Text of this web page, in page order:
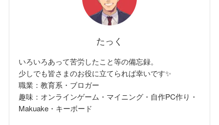
たっく
いろいろあって苦労したこと等の備忘録。
少しでも皆さまのお役に立てられば幸いです✨
職業：教育系・ブロガー
趣味：オンラインゲーム・マイニング・自作PC作り・
Makuake・キーボード